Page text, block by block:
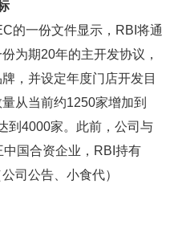
的一份文件显示，RBI将通
为期20年的主开发协议，
，并设定年度门店开发目
从当前约1250家增加到
到4000家。此前，公司与
中国合资企业，RBI持有
司公告、小食代）